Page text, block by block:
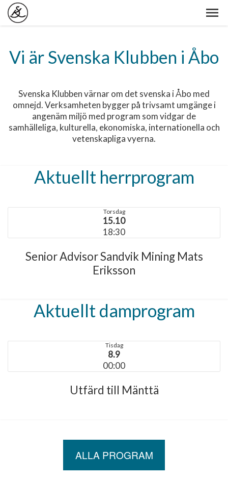
Vi är Svenska Klubben i Åbo
Svenska Klubben värnar om det svenska i Åbo med
omnejd. Verksamheten bygger på trivsamt umgänge i
angenäm miljö med program som vidgar de
samhälleliga, kulturella, ekonomiska, internationella och
vetenskapliga vyerna.
Aktuellt herrprogram
Torsdag
15.10
18:30
Senior Advisor Sandvik Mining Mats
Eriksson
Aktuellt damprogram
Tisdag
8.9
00:00
Utfärd till Mänttä
ALLA PROGRAM